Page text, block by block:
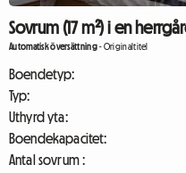
Sovrum (17 m²) i en
Automatisk översättning-Originaltitel
Boendetyp:
Typ:
Uthyrd yta:
Boendekapacitet:
Antal sovrum :